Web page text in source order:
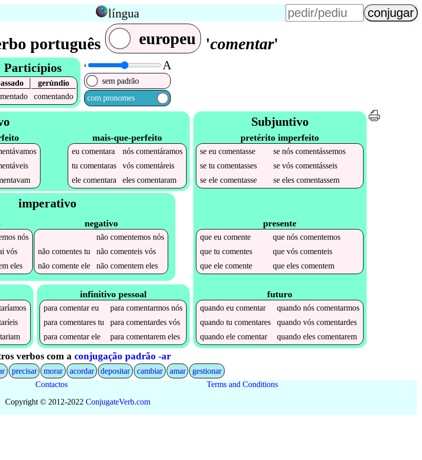
língua
português europeu 'comentar'
Particípios
gerúndio
comentando
A A
sem padrão
com pronomes
mais-que-perfeito
eucomentara nóscomentáramos
tucomentaras vóscomentáreis
elecomentara elescomentaram
imperativo
nós
vós
eles
negativo
não comentemosnós
não comentestu não comenteisvós
não comenteele não comentemeles
infinitivo pessoal
paracomentareu paracomentarmos nós
paracomentares tu paracomentardes vós
paracomentarele paracomentarem eles
Subjuntivo
pretérito imperfeito
seeucomentasse senóscomentássemos
setucomentasses sevóscomentásseis
seelecomentasse seelescomentassem
presente
queeucomente quenóscomentemos
quetucomentes quevóscomenteis
queelecomente queelescomentem
futuro
quandoeucomentar quandonóscomentarmos
quandotucomentares quandovóscomentardes
quandoelecomentar quandoelescomentarem
verbos com a conjugação padrão -ar
precisar morar acordar depositar cambiar amar
gestionar
Contactos
Terms and Conditions
Copyright © 2012-2022 ConjugateVerb.com